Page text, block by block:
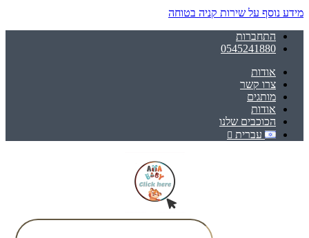
מידע נוסף על שירות קניה בטוחה
התחברות
0545241880
אודות
צרו קשר
מותגים
אודות
הכוכבים שלנו
עברית